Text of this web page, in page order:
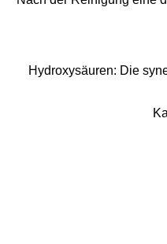
Hydroxysäuren: Die